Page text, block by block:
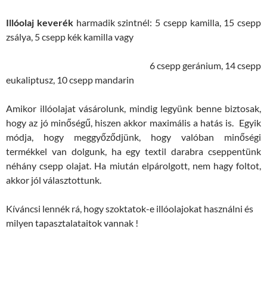
Illóolaj keverékharmadik szintnél: 5 csepp kamilla, 15 csepp
zsálya, 5 csepp kék kamilla vagy
6 csepp geránium, 14 csepp
eukaliptusz, 10 csepp mandarin
Amikor illóolajat vásárolunk, mindig legyünk benne biztosak,
hogy az jó minőségű, hiszen akkor maximális a hatás is. Egyik
módja, hogy meggyőződjünk, hogy valóban minőségi
termékkel van dolgunk, ha egy textil darabra cseppentünk
néhány csepp olajat. Ha miután elpárolgott, nem hagy foltot,
akkor jól választottunk.
Kíváncsi lennék rá, hogy szoktatok-e illóolajokat használni és
milyen tapasztalataitok vannak !